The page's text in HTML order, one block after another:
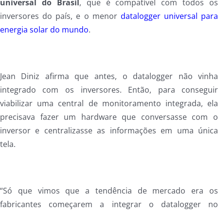
universal do Brasil, que é compatível com todos os
inversores do país, e o menor datalogger universal para
energia solar do mundo.
Jean Diniz afirma que antes, o datalogger não vinha
integrado com os inversores. Então, para conseguir
viabilizar uma central de monitoramento integrada, ela
precisava fazer um hardware que conversasse com o
inversor e centralizasse as informações em uma única
tela.
“Só que vimos que a tendência de mercado era os
fabricantes começarem a integrar o datalogger no